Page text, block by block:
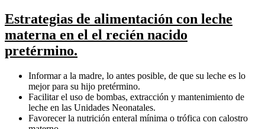
Estrategias de alimentación con leche
materna en el el recién nacido
pretérmino.
Informar a la madre, lo antes posible, de que su leche es lo
mejor para su hijo pretérmino.
Facilitar el uso de bombas, extracción y mantenimiento de
leche en las Unidades Neonatales.
Favorecer la nutrición enteral mínima o trófica con calostro